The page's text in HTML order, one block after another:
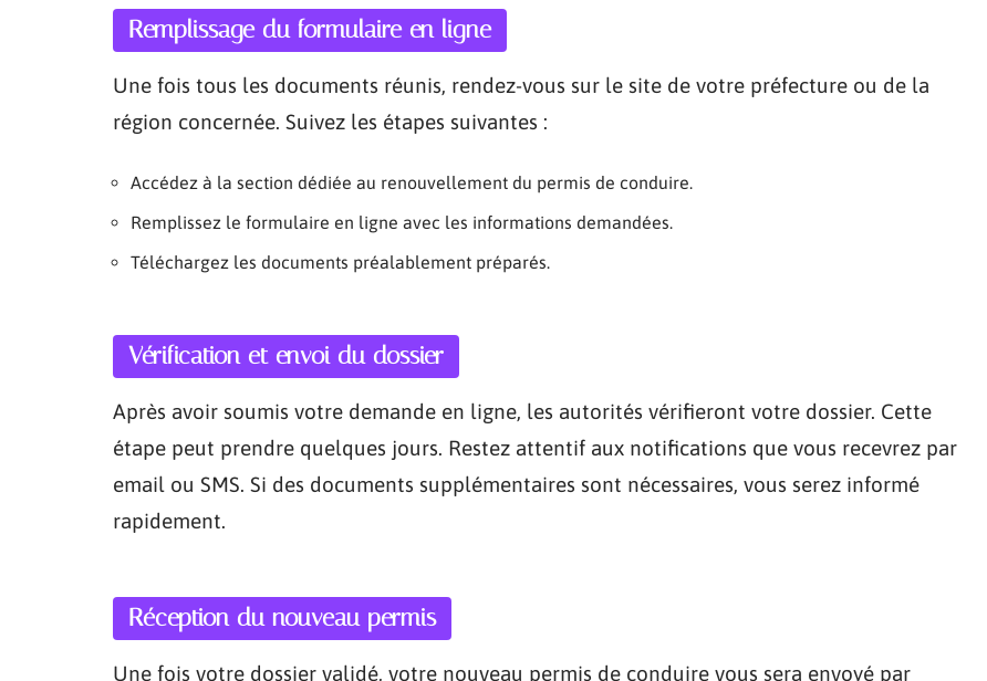
Remplissage du formulaire en ligne
Une fois tous les documents réunis, rendez-vous sur le site de votre préfecture ou de la
région concernée. Suivez les étapes suivantes :
Accédez à la section dédiée au renouvellement du permis de conduire.
Remplissez le formulaire en ligne avec les informations demandées.
Téléchargez les documents préalablement préparés.
Vérification et envoi du dossier
Après avoir soumis votre demande en ligne, les autorités vérifieront votre dossier. Cette
étape peut prendre quelques jours. Restez attentif aux notifications que vous recevrez par
email ou SMS. Si des documents supplémentaires sont nécessaires, vous serez informé
rapidement.
Réception du nouveau permis
Une fois votre dossier validé, votre nouveau permis de conduire vous sera envoyé par